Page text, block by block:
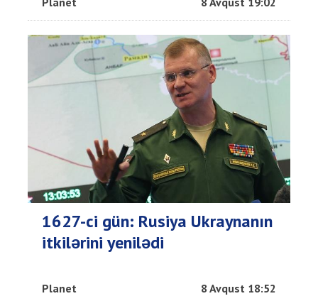
1627-ci gün: Rusiya Ukraynanın
itkilərini yenilədi
Planet 8 Avqust 18:52